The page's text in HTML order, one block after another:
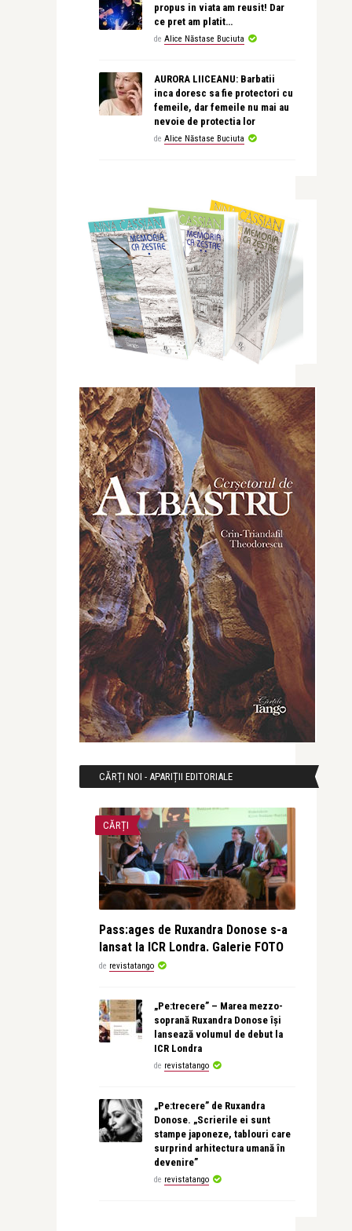
propus in viata am reusit! Dar
ce pret am platit…
de Alice Năstase Buciuta
AURORA LIICEANU: Barbatii
inca doresc sa fie protectori cu
femeile, dar femeile nu mai au
nevoie de protectia lor
de Alice Năstase Buciuta
CĂRȚI NOI - APARIȚII EDITORIALE
CĂRȚI
Pass:ages de Ruxandra Donose s-a
lansat la ICR Londra. Galerie FOTO
de revistatango
„Pe:trecere” – Marea mezzo-
soprană Ruxandra Donose își
lansează volumul de debut la
ICR Londra
de revistatango
„Pe:trecere” de Ruxandra
Donose. „Scrierile ei sunt
stampe japoneze, tablouri care
surprind arhitectura umană în
devenire”
de revistatango